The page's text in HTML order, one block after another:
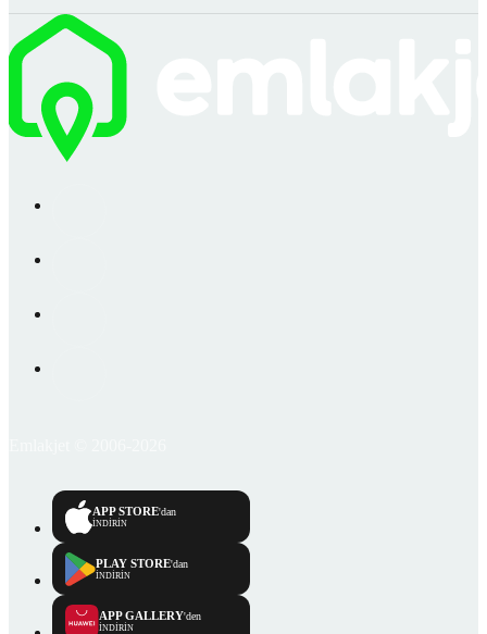
APP STORE'dan
İNDİRİN
PLAY STORE'dan
İNDİRİN
APP GALLERY'den
İNDİRİN